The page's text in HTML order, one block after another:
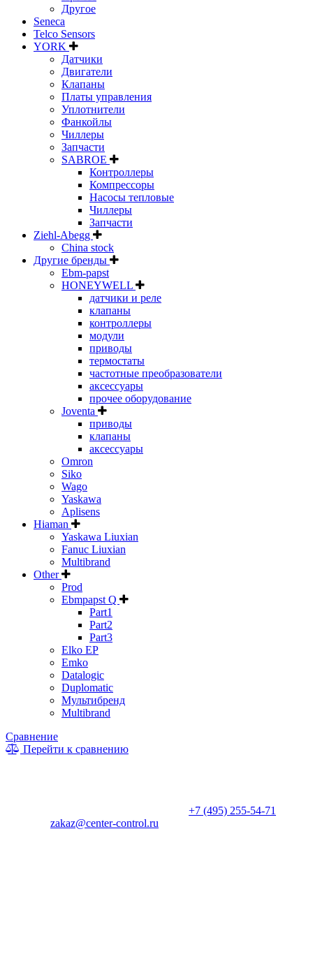
Другое
Seneca
Telco Sensors
YORK
Датчики
Двигатели
Клапаны
Платы управления
Уплотнители
Фанкойлы
Чиллеры
Запчасти
SABROE
Контроллеры
Компрессоры
Насосы тепловые
Чиллеры
Запчасти
Ziehl-Abegg
China stock
Другие бренды
Ebm-papst
HONEYWELL
датчики и реле
клапаны
контроллеры
модули
приводы
термостаты
частотные преобразователи
аксессуары
прочее оборудование
Joventa
приводы
клапаны
аксессуары
Omron
Siko
Wago
Yaskawa
Aplisens
Hiaman
Yaskawa Liuxian
Fanuc Liuxian
Multibrand
Other
Prod
Ebmpapst Q
Part1
Part2
Part3
Elko EP
Emko
Datalogic
Duplomatic
Мультибренд
Multibrand
Сравнение
Перейти к сравнению
+7 (495) 255-54-71
zakaz@center-control.ru